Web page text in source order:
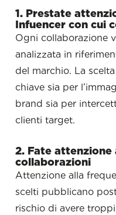
1. Prestate
Infuencer con cui
Ogni collaborazione
analizzata in
del marchio. La
chiave sia per
brand sia per
clienti target.
2. Fate attenzione
collaborazioni
Attenzione alla
scelti pubblicano
rischio di avere